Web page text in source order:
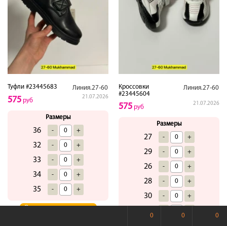
Туфли #23445683 Линия.27-60
21.07.2026
575 руб
Размеры
36 - +
32 - +
33 - +
34 - +
35 - +
Кроссовки
#23445604
Линия.27-60
21.07.2026
575 руб
Размеры
27 - +
29 - +
26 - +
28 - +
30 - +
0 0 0